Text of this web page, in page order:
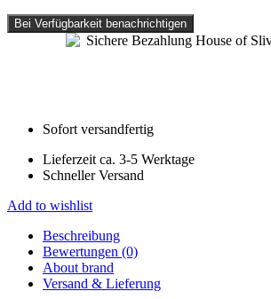
Bei Verfügbarkeit benachrichtigen
Sofort versandfertig
Lieferzeit ca. 3-5 Werktage
Schneller Versand
Add to wishlist
Beschreibung
Bewertungen (0)
About brand
Versand & Lieferung